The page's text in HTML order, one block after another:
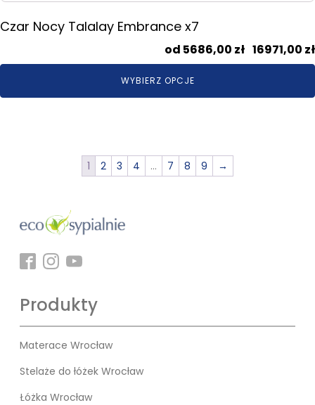
Czar Nocy Talalay Embrance x7
5686,00 zł 16971,00 zł
WYBIERZ OPCJE
1 2 3 4 … 7 8 9 →
Produkty
Materace Wrocław
Stelaże do łóżek Wrocław
Łóżka Wrocław